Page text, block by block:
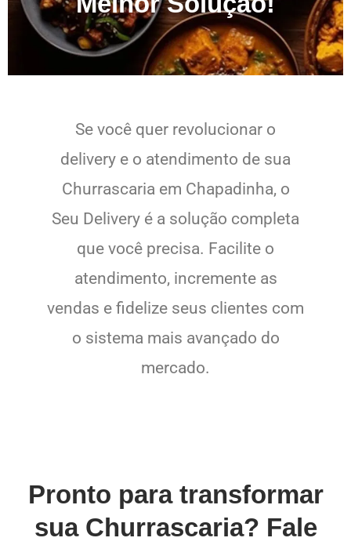
Se você quer revolucionar o
delivery e o atendimento de sua
Churrascaria em Chapadinha, o
Seu Delivery é a solução completa
que você precisa. Facilite o
atendimento, incremente as
vendas e fidelize seus clientes com
o sistema mais avançado do
mercado.
Pronto para transformar
sua Churrascaria? Fale